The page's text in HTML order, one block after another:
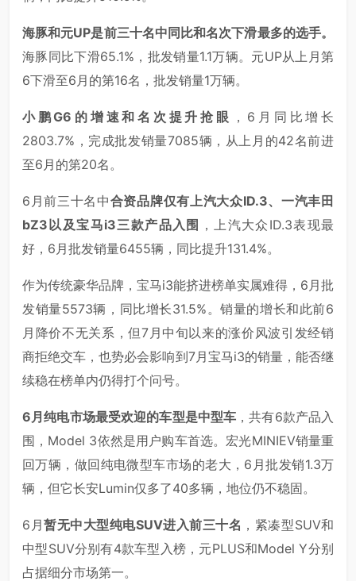
海豚和元UP是前三十名中同比和名次下滑最多的选手。
海豚同比下滑65.1%，批发销量1.1万辆。元UP从上月第
6下滑至6月的第16名，批发销量1万辆。
小鹏G6的增速和名次提升抢眼 ，6月同比增长
2803.7%，完成批发销量7085辆，从上月的42名前进
至6月的第20名。
6月前三十名中合资品牌仅有上汽大众ID.3、一汽丰田
bZ3以及宝马i3三款产品入围 ，上汽大众ID.3表现最
好，6月批发销量6455辆，同比提升131.4%。
作为传统豪华品牌，宝马i3能挤进榜单实属难得，6月批
发销量5573辆，同比增长31.5%。销量的增长和此前6
月降价不无关系，但7月中旬以来的涨价风波引发经销
商拒绝交车，也势必会影响到7月宝马i3的销量，能否继
续稳在榜单内仍得打个问号。
6月纯电市场最受欢迎的车型是中型车 ，共有6款产品入
围，Model 3依然是用户购车首选。宏光MINIEV销量重
回万辆，做回纯电微型车市场的老大，6月批发销1.3万
辆，但它长安Lumin仅多了40多辆，地位仍不稳固。
6月暂无中大型纯电SUV进入前三十名 ，紧凑型SUV和
中型SUV分别有4款车型入榜，元PLUS和Model Y分别
占据细分市场第一。